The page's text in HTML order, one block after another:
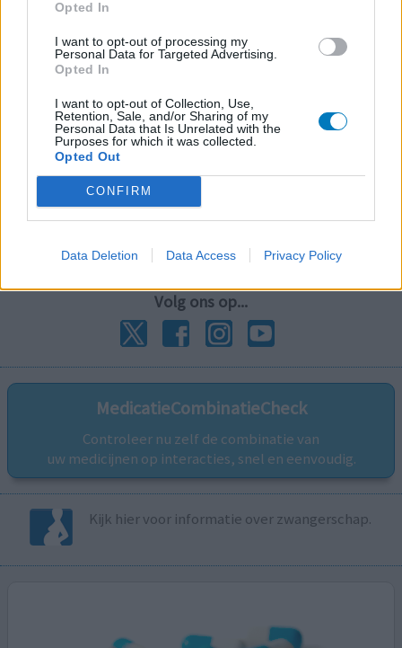
Opted In
I want to opt-out of processing my
Personal Data for Targeted Advertising.
Opted In
I want to opt-out of Collection, Use,
Retention, Sale, and/or Sharing of my
Personal Data that Is Unrelated with the
Purposes for which it was collected.
Opted Out
CONFIRM
Data Deletion Data Access Privacy Policy
Volg ons op...
MedicatieCombinatieCheck
Controleer nu zelf de combinatie van
uw medicijnen op interacties, snel en eenvoudig.
Kijk hier voor informatie over zwangerschap.